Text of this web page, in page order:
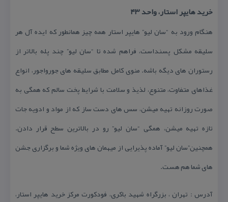
خرید هایپر استار، واحد ۴۳
هنگام ورود به “سان لیو” هایپر استار همه چیز همانطور كه ایده آل هر
سلیقه مشكل پسنداست، فراهم شده تا “سان لیو” چند پله بالاتر از
رستوران های دیگه باشه. منوی كامل مطابق سلیقه های جورواجور، انواع
غذاهای متفاوت، متنوع، لذیذ و سلامت با شرایط پخت سالم كه همگی به
صورت روزانه تهیه میشن، سس های دست ساز كه از مواد و ادویه جات
تازه تهیه میشن، همگی “سان لیو” رو در بالاترین سطح قرار دادن.
همچنین”سان لیو” آماده پذیرایی از میهمان های ویژه شما و برگزاری جشن
های شما هم هست.
آدرس : تهران ، بزرگراه شهید باكری، فودكورت مركز خرید هایپر استار،